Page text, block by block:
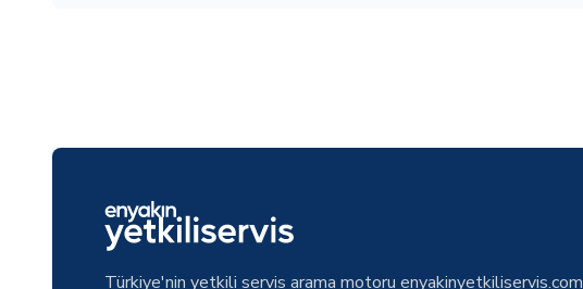
Türkiye'nin yetkili servis arama motoru enyakinyetkiliservis.com